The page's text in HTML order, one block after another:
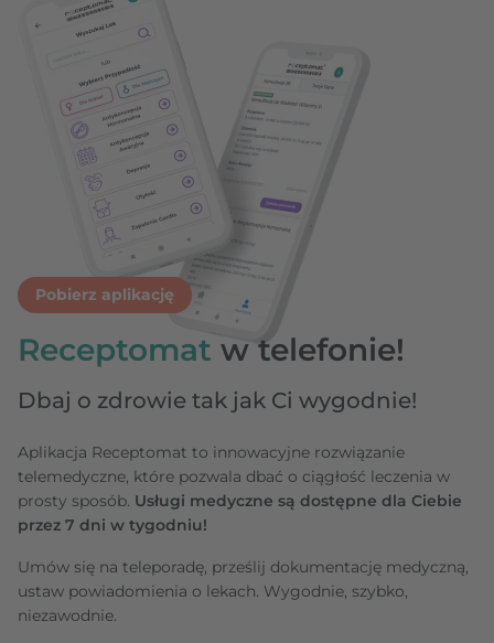
Pobierz aplikację
Receptomat w telefonie!
Dbaj o zdrowie tak jak Ci wygodnie!
Aplikacja Receptomat to innowacyjne rozwiązanie
telemedyczne, które pozwala dbać o ciągłość leczenia w
prosty sposób. Usługi medyczne są dostępne dla Ciebie
przez 7 dni w tygodniu!
Umów się na teleporadę, prześlij dokumentację medyczną,
ustaw powiadomienia o lekach. Wygodnie, szybko,
niezawodnie.